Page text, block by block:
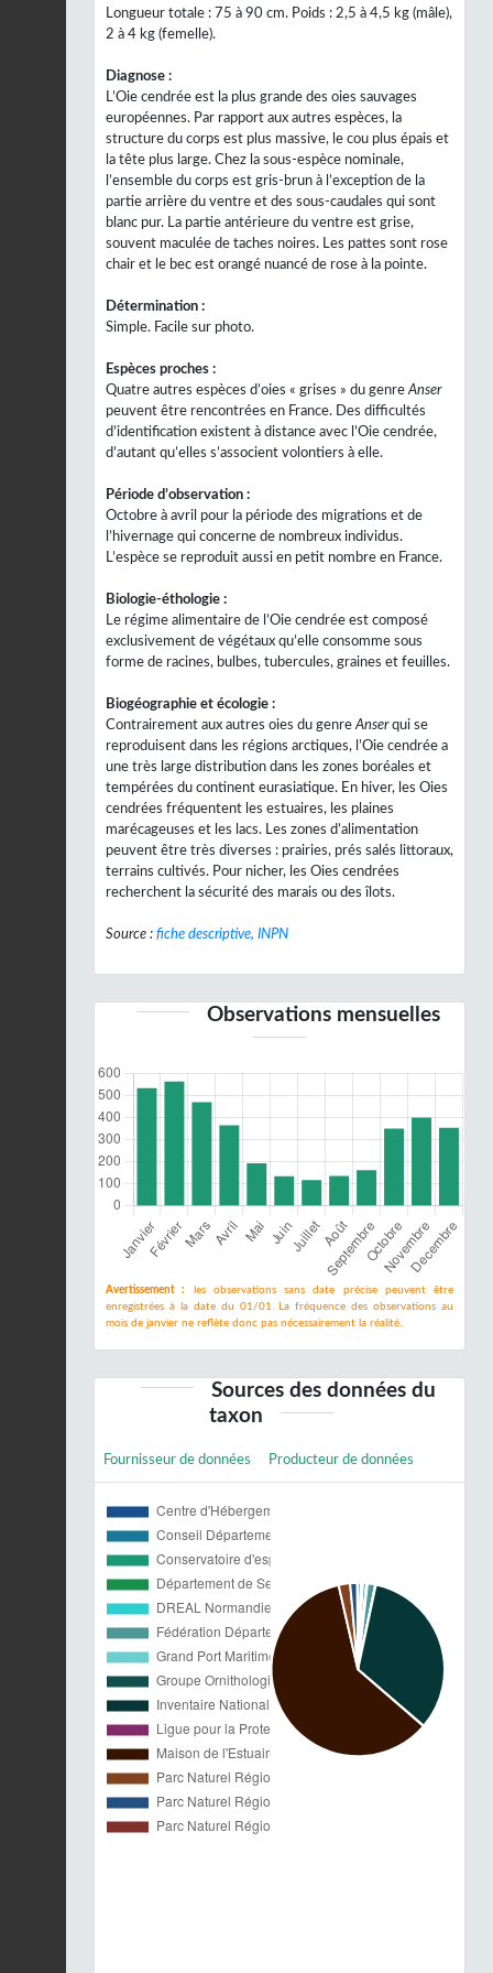
Longueur totale : 75 à 90 cm. Poids : 2,5 à 4,5 kg (mâle),
2 à 4 kg (femelle).
Diagnose :
L’Oie cendrée est la plus grande des oies sauvages
européennes. Par rapport aux autres espèces, la
structure du corps est plus massive, le cou plus épais et
la tête plus large. Chez la sous-espèce nominale,
l’ensemble du corps est gris-brun à l’exception de la
partie arrière du ventre et des sous-caudales qui sont
blanc pur. La partie antérieure du ventre est grise,
souvent maculée de taches noires. Les pattes sont rose
chair et le bec est orangé nuancé de rose à la pointe.
Détermination :
Simple. Facile sur photo.
Espèces proches :
Quatre autres espèces d’oies « grises » du genre Anser
peuvent être rencontrées en France. Des difficultés
d’identification existent à distance avec l’Oie cendrée,
d’autant qu’elles s’associent volontiers à elle.
Période d’observation :
Octobre à avril pour la période des migrations et de
l’hivernage qui concerne de nombreux individus.
L’espèce se reproduit aussi en petit nombre en France.
Biologie-éthologie :
Le régime alimentaire de l’Oie cendrée est composé
exclusivement de végétaux qu’elle consomme sous
forme de racines, bulbes, tubercules, graines et feuilles.
Biogéographie et écologie :
Contrairement aux autres oies du genre Anserqui se
reproduisent dans les régions arctiques, l’Oie cendrée a
une très large distribution dans les zones boréales et
tempérées du continent eurasiatique. En hiver, les Oies
cendrées fréquentent les estuaires, les plaines
marécageuses et les lacs. Les zones d’alimentation
peuvent être très diverses : prairies, prés salés littoraux,
terrains cultivés. Pour nicher, les Oies cendrées
recherchent la sécurité des marais ou des îlots.
Source : fiche descriptive, INPN
Observations mensuelles
Avertissement :
les observations sans date précise peuvent être
enregistrées à la date du 01/01. La fréquence des observations au
mois de janvier ne reflète donc pas nécessairement la réalité.
Sources des données du
taxon
Fournisseur de données Producteur de données